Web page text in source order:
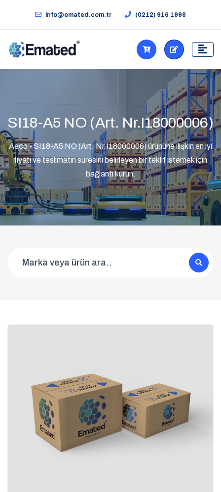
info@emated.com.tr (0212) 916 1998
SI18-A5 NO (Art. Nr.I18000006)
Aeco - SI18-A5 NO (Art. Nr.I18000006) ürününe ilişkin en iyi
fiyatı ve teslimatın süresini belirleyen bir teklif istemek için
bağlantı kurun.